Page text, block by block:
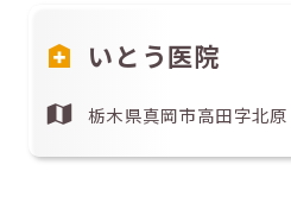
いとう医院
栃木県真岡市高田字北